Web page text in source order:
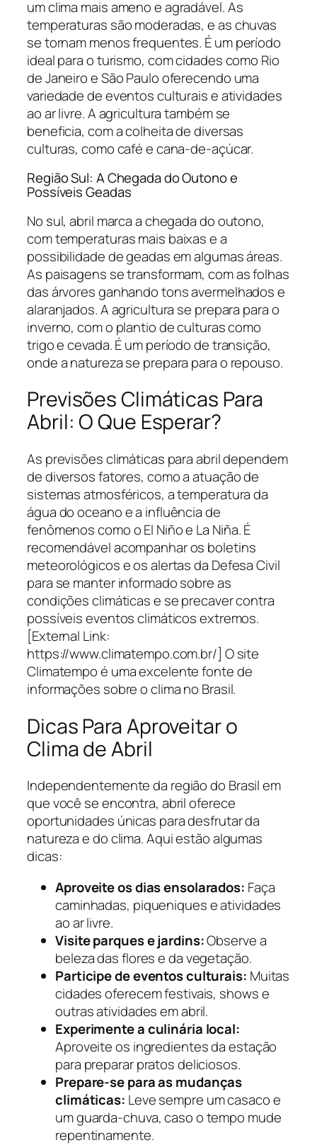
um clima mais ameno e agradável. As
temperaturas são moderadas, e as chuvas
se tornam menos frequentes. É um período
ideal para o turismo, com cidades como Rio
de Janeiro e São Paulo oferecendo uma
variedade de eventos culturais e atividades
ao ar livre. A agricultura também se
beneficia, com a colheita de diversas
culturas, como café e cana-de-açúcar.
Região Sul: A Chegada do Outono e
Possíveis Geadas
No sul, abril marca a chegada do outono,
com temperaturas mais baixas e a
possibilidade de geadas em algumas áreas.
As paisagens se transformam, com as folhas
das árvores ganhando tons avermelhados e
alaranjados. A agricultura se prepara para o
inverno, com o plantio de culturas como
trigo e cevada. É um período de transição,
onde a natureza se prepara para o repouso.
Previsões Climáticas Para
Abril: O Que Esperar?
As previsões climáticas para abril dependem
de diversos fatores, como a atuação de
sistemas atmosféricos, a temperatura da
água do oceano e a influência de
fenômenos como o El Niño e La Niña. É
recomendável acompanhar os boletins
meteorológicos e os alertas da Defesa Civil
para se manter informado sobre as
condições climáticas e se precaver contra
possíveis eventos climáticos extremos.
[External Link:
https://www.climatempo.com.br/] O site
Climatempo é uma excelente fonte de
informações sobre o clima no Brasil.
Dicas Para Aproveitar o
Clima de Abril
Independentemente da região do Brasil em
que você se encontra, abril oferece
oportunidades únicas para desfrutar da
natureza e do clima. Aqui estão algumas
dicas:
Aproveite os dias ensolarados: Faça
caminhadas, piqueniques e atividades
ao ar livre.
Visite parques e jardins:Observe a
beleza das flores e da vegetação.
Participe de eventos culturais: Muitas
cidades oferecem festivais, shows e
outras atividades em abril.
Experimente a culinária local:
Aproveite os ingredientes da estação
para preparar pratos deliciosos.
Prepare-se para as mudanças
climáticas: Leve sempre um casaco e
um guarda-chuva, caso o tempo mude
repentinamente.